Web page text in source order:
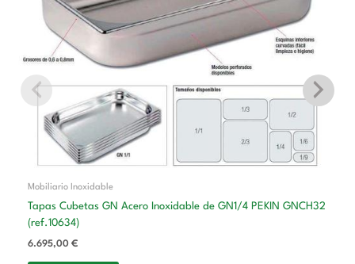
Mobiliario Inoxidable
Tapas Cubetas GN Acero Inoxidable de GN1/4 PEKIN GNCH32
(ref.10634)
6.695,00 €